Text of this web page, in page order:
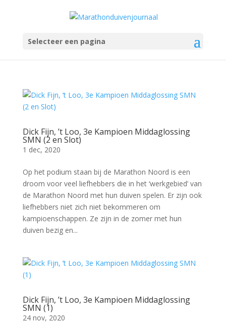
Selecteer een pagina
Dick Fijn, ’t Loo, 3e Kampioen Middaglossing
SMN (2 en Slot)
1 dec, 2020
Op het podium staan bij de Marathon Noord is een
droom voor veel liefhebbers die in het ‘werkgebied’ van
de Marathon Noord met hun duiven spelen. Er zijn ook
liefhebbers niet zich niet bekommeren om
kampioenschappen. Ze zijn in de zomer met hun
duiven bezig en...
Dick Fijn, ’t Loo, 3e Kampioen Middaglossing
SMN (1)
24 nov, 2020